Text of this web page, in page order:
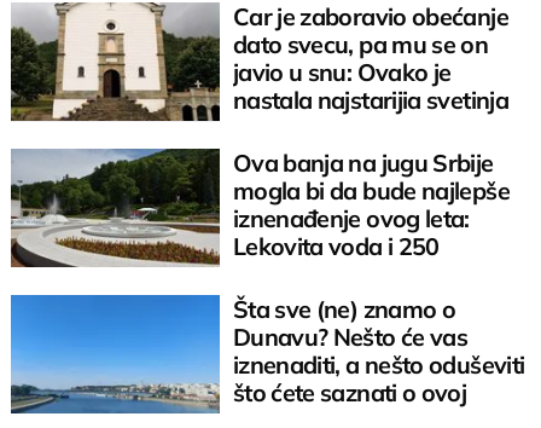
Car je zaboravio obećanje
dato svecu, pa mu se on
javio u snu: Ovako je
nastala najstarijia svetinja
Ova banja na jugu Srbije
mogla bi da bude najlepše
iznenađenje ovog leta:
Lekovita voda i 250
Šta sve (ne) znamo o
Dunavu? Nešto će vas
iznenaditi, a nešto oduševiti
što ćete saznati o ovoj